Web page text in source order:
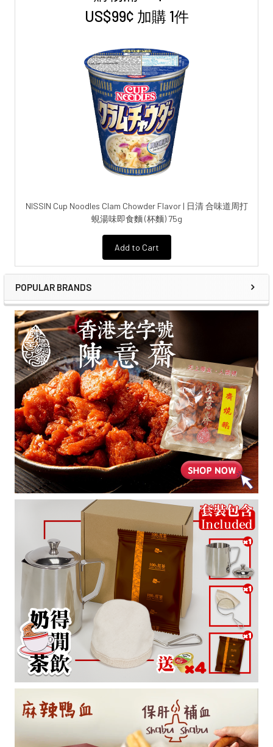
US$99¢ 加購 1件
NISSIN Cup Noodles Clam Chowder Flavor | 日清 合味道周打
蜆湯味即食麵 (杯麵) 75g
Add to Cart
POPULAR BRANDS